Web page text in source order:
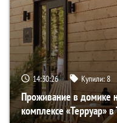
14:30:25 Купили:8
Проживание в домике
комплексе «Терруар» в